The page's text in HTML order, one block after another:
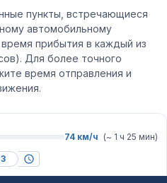
пункты, встречающиеся
автомобильному
прибытия в каждый из
Для более точного
время отправления и
74 км/ч (~ 1 ч 25 мин)